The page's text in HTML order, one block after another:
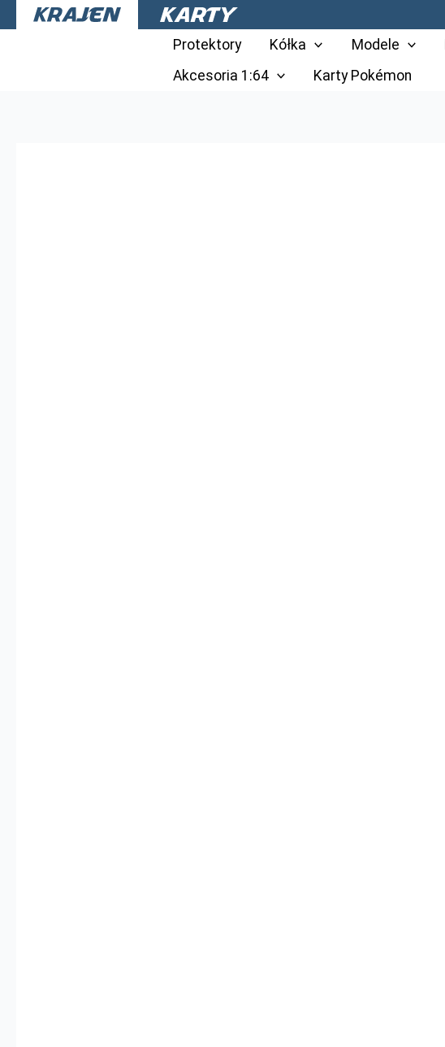
Przejdź
do
Protektory Kółka Modele
Akcesoria 1:64
Karty Pokémon